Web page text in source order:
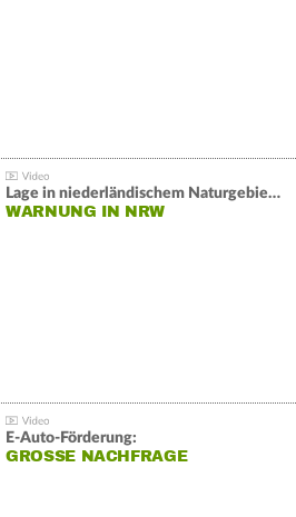
Lage in niederländischem Naturgebiet stabil
WARNUNG IN NRW
E-Auto-Förderung:
GROSSE NACHFRAGE